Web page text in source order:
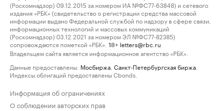
(Роскомнадзор) 09.12.2015 за номером ИА №ФС77-63848) и сетевого
издания «РБК» (свидетельство о регистрации средства массовой
информации выдано Федеральной службой по надзору в сфере связи,
информационных технологий и массовых коммуникаций
(Роскомнадзор) 03.12.2021 за номером ЭЛ №ФС77-82385)
сопровождаются пометкой «РБК».
18+ letters@rbc.ru
Владельцем сайта является информационное агентство «РБК».
Данные предоставлены: Мосбиржа Санкт-Петербургская биржа
Индексы облигаций предоставлены Cbonds.
Информация об ограничениях
О соблюдении авторских прав